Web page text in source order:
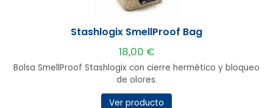
Stashlogix SmellProof Bag
18,00 €
Bolsa SmellProof Stashlogix con cierre hermético y bloqueo
de olores.
Ver producto